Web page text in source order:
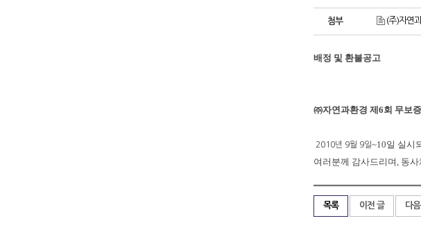
첨부 (주)자연
배정 및 환불공고
㈜자연과환경 제 6회 무보증
2010년 9월 9일~10일 실시
여러분께 감사드리며, 동사
목록 이전 글 다